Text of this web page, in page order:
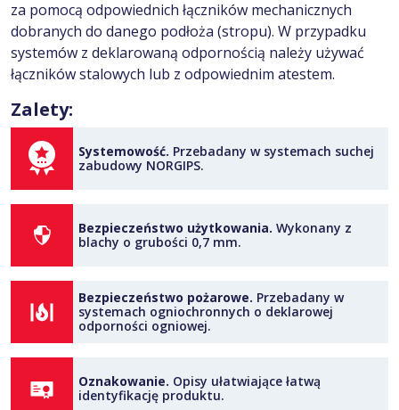
za pomocą odpowiednich łączników mechanicznych
dobranych do danego podłoża (stropu). W przypadku
systemów z deklarowaną odpornością należy używać
łączników stalowych lub z odpowiednim atestem.
Zalety:
Systemowość. Przebadany w systemach suchej
zabudowy NORGIPS.
Bezpieczeństwo użytkowania. Wykonany z
blachy o grubości 0,7 mm.
Bezpieczeństwo pożarowe. Przebadany w
systemach ogniochronnych o deklarowej
odporności ogniowej.
Oznakowanie. Opisy ułatwiające łatwą
identyfikację produktu.